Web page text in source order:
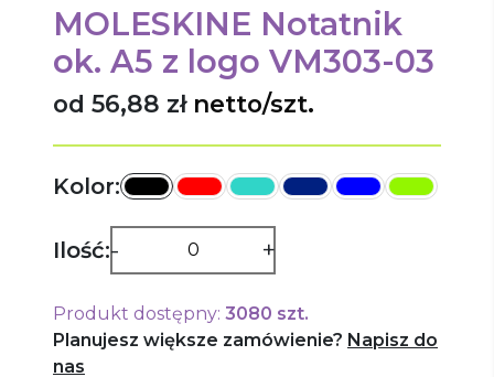
MOLESKINE Notatnik
ok. A5 z logo VM303-03
od 56,88 zł netto/szt.
Kolor:
Ilość:- +
Produkt dostępny: 3080 szt.
Planujesz większe zamówienie? Napisz do
nas